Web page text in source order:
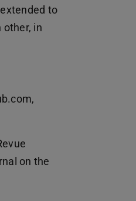
to
in
on the